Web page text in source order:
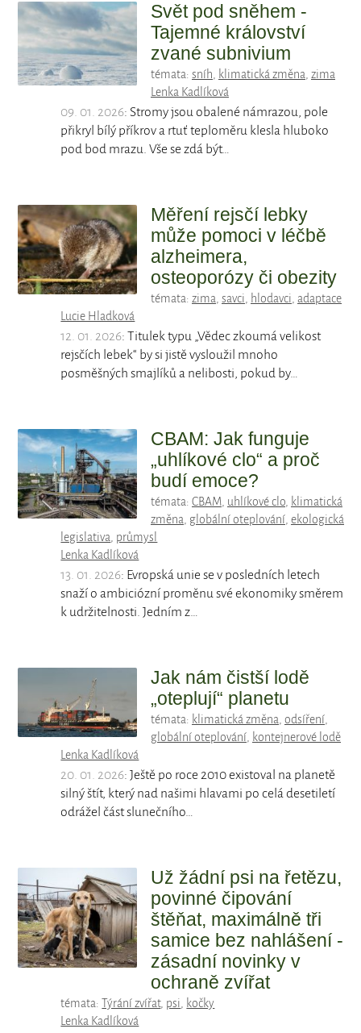
Svět pod sněhem -
Tajemné království
zvané subnivium
témata: sníh, klimatická změna, zima
Lenka Kadlíková
09. 01. 2026: Stromy jsou obalené námrazou, pole
přikryl bílý příkrov a rtuť teploměru klesla hluboko
pod bod mrazu. Vše se zdá být…
Měření rejsčí lebky
může pomoci v léčbě
alzheimera,
osteoporózy či obezity
témata: zima, savci, hlodavci, adaptace
Lucie Hladková
12. 01. 2026: Titulek typu „Vědec zkoumá velikost
rejsčích lebek“ by si jistě vysloužil mnoho
posměšných smajlíků a nelibosti, pokud by…
CBAM: Jak funguje
„uhlíkové clo“ a proč
budí emoce?
témata: CBAM, uhlíkové clo, klimatická
změna, globální oteplování, ekologická
legislativa, průmysl
Lenka Kadlíková
13. 01. 2026: Evropská unie se v posledních letech
snaží o ambiciózní proměnu své ekonomiky směrem
k udržitelnosti. Jedním z…
Jak nám čistší lodě
„oteplují“ planetu
témata: klimatická změna, odsíření,
globální oteplování, kontejnerové lodě
Lenka Kadlíková
20. 01. 2026: Ještě po roce 2010 existoval na planetě
silný štít, který nad našimi hlavami po celá desetiletí
odrážel část slunečního…
Už žádní psi na řetězu,
povinné čipování
štěňat, maximálně tři
samice bez nahlášení -
zásadní novinky v
ochraně zvířat
témata:Týrání zvířat, psi, kočky
Lenka Kadlíková